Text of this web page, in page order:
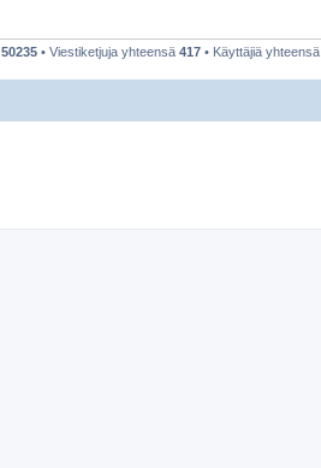
50235 • Viestiketjuja yhteensä 417 • Käyttäjiä yhteensä